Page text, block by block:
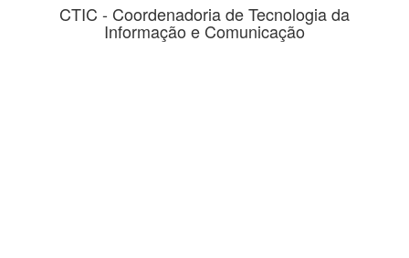
CTIC - Coordenadoria de Tecnologia da
Informação e Comunicação